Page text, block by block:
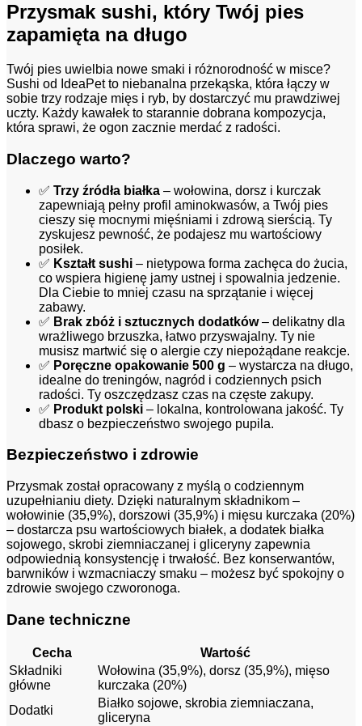
Przysmak sushi, który Twój pies
zapamięta na długo
Twój pies uwielbia nowe smaki i różnorodność w misce?
Sushi od IdeaPet to niebanalna przekąska, która łączy w
sobie trzy rodzaje mięs i ryb, by dostarczyć mu prawdziwej
uczty. Każdy kawałek to starannie dobrana kompozycja,
która sprawi, że ogon zacznie merdać z radości.
Dlaczego warto?
✅ Trzy źródła białka – wołowina, dorsz i kurczak
zapewniają pełny profil aminokwasów, a Twój pies
cieszy się mocnymi mięśniami i zdrową sierścią. Ty
zyskujesz pewność, że podajesz mu wartościowy
posiłek.
✅ Kształt sushi – nietypowa forma zachęca do żucia,
co wspiera higienę jamy ustnej i spowalnia jedzenie.
Dla Ciebie to mniej czasu na sprzątanie i więcej
zabawy.
✅ Brak zbóż i sztucznych dodatków– delikatny dla
wrażliwego brzuszka, łatwo przyswajalny. Ty nie
musisz martwić się o alergie czy niepożądane reakcje.
✅ Poręczne opakowanie 500 g – wystarcza na długo,
idealne do treningów, nagród i codziennych psich
radości. Ty oszczędzasz czas na częste zakupy.
✅ Produkt polski – lokalna, kontrolowana jakość. Ty
dbasz o bezpieczeństwo swojego pupila.
Bezpieczeństwo i zdrowie
Przysmak został opracowany z myślą o codziennym
uzupełnianiu diety. Dzięki naturalnym składnikom –
wołowinie (35,9%), dorszowi (35,9%) i mięsu kurczaka (20%)
– dostarcza psu wartościowych białek, a dodatek białka
sojowego, skrobi ziemniaczanej i gliceryny zapewnia
odpowiednią konsystencję i trwałość. Bez konserwantów,
barwników i wzmacniaczy smaku – możesz być spokojny o
zdrowie swojego czworonoga.
Dane techniczne
Cecha
Wartość
Składniki
główne
Wołowina (35,9%), dorsz (35,9%), mięso
kurczaka (20%)
Dodatki
Białko sojowe, skrobia ziemniaczana,
gliceryna